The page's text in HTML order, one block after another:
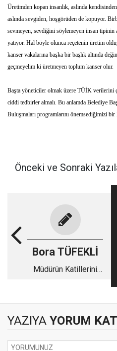
Üretimden kopan insanlık, aslında
aslında sevgiden, hoşgörüden de kopuyor.
sevmeyen, sevdiğini söylemeyen insan tipinin
yatıyor. Hal böyle olunca reçetenin üretim
kanser vakalarına başka bir başlık altında
geçmeyelim ki üretmeyen toplum kanser olur.
Başta yöneticiler olmak üzere TÜİK verilerini
ciddi tedbirler almalı. Bu anlamda Belediye
Buluşmaları programlarını önemsediğimizi bir
Önceki ve Sonraki
Bora TÜFEKLİ
Müdürün Katillerini
YAZIYA YORUM KAT